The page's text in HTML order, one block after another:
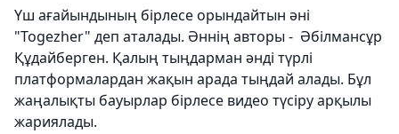
Үш ағайындының бірлесе орындайтын әні
"Togezher" деп аталады. Әннің авторы - Әбілмансұр
Құдайберген. Қалың тыңдарман әнді түрлі
платформалардан жақын арада тыңдай алады. Бұл
жаңалықты бауырлар бірлесе видео түсіру арқылы
жариялады.